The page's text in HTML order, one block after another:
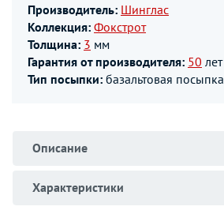
Производитель: Шинглас
Коллекция: Фокстрот
Толщина: 3 мм
Гарантия от производителя: 50 лет
Тип посыпки: базальтовая посыпка
Описание
Характеристики